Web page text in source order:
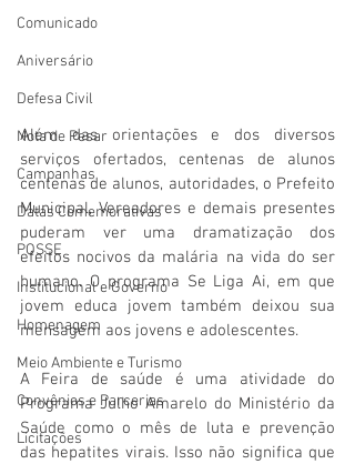
Comunicado
Aniversário
Defesa Civil
Nota de Pesar
Campanhas
Datas Comemorativas
POSSE
Institucional e Governo
Homenagem
Meio Ambiente e Turismo
Convênios e Parcerias
Licitações
Além das orientações e dos diversos
serviços ofertados, centenas de alunos
centenas de alunos, autoridades, o Prefeito
Municipal, Vereadores e demais presentes
puderam ver uma dramatização dos
efeitos nocivos da malária na vida do ser
humano. O programa Se Liga Ai, em que
jovem educa jovem também deixou sua
mensagem aos jovens e adolescentes.
A Feira de saúde é uma atividade do
Programa Julho Amarelo do Ministério da
Saúde como o mês de luta e prevenção
das hepatites virais. Isso não significa que